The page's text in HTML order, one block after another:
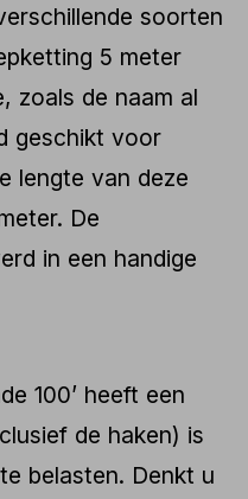
soorten
5 meter
zoals de naam al
geschikt voor
lengte van deze
De
in een handige
100’ heeft een
de haken) is
belasten. Denkt u